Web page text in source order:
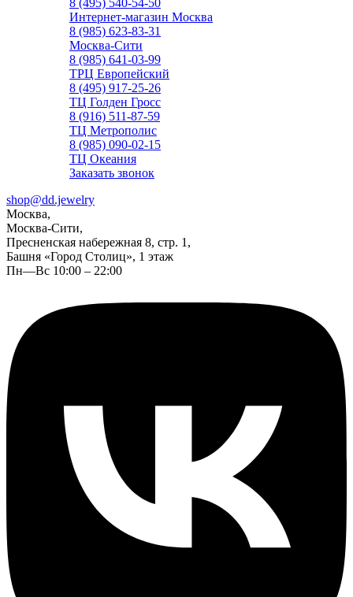
8 (495) 540-54-50
Интернет-магазин Москва
8 (985) 623-83-31
Москва-Сити
8 (985) 641-03-99
ТРЦ Европейский
8 (495) 917-25-26
ТЦ Голден Гросс
8 (916) 511-87-59
ТЦ Метрополис
8 (985) 090-02-15
ТЦ Океания
Заказать звонок
shop@dd.jewelry
Москва,
Москва-Сити,
Пресненская набережная 8, стр. 1,
Башня «Город Столиц», 1 этаж
Пн—Вс 10:00 – 22:00